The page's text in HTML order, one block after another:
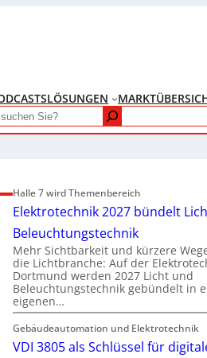
LÖSUNGEN
Halle 7 wird Themenbereich
Elektrotechnik 2027 bündelt
Beleuchtungstechnik
Mehr Sichtbarkeit und kürzere
die Lichtbranche: Auf der
Dortmund werden 2027 Licht und
Beleuchtungstechnik gebündelt in
eigenen…
Gebäudeautomation und Elektrotechnik
VDI 3805 als Schlüssel für